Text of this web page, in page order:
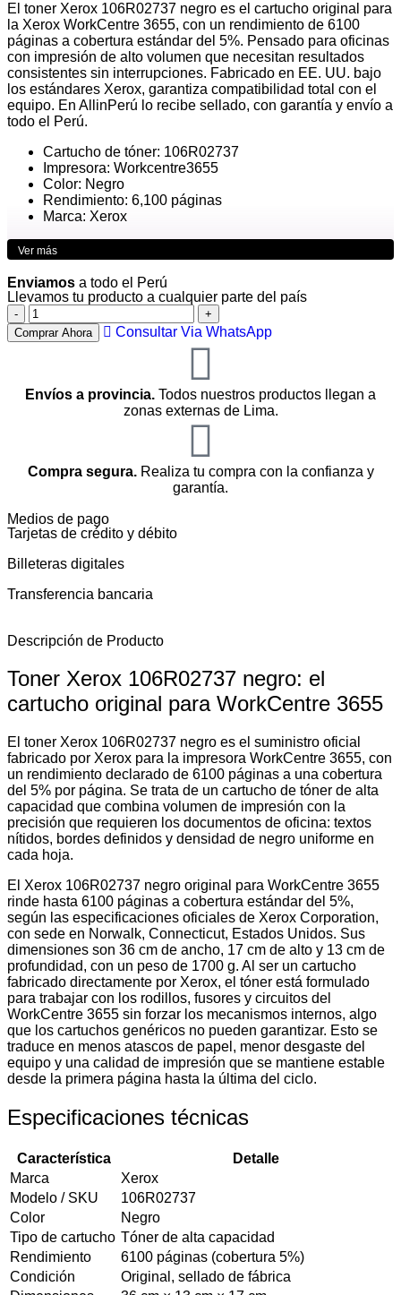
El toner Xerox 106R02737 negro es el cartucho original para
la Xerox WorkCentre 3655, con un rendimiento de 6100
páginas a cobertura estándar del 5%. Pensado para oficinas
con impresión de alto volumen que necesitan resultados
consistentes sin interrupciones. Fabricado en EE. UU. bajo
los estándares Xerox, garantiza compatibilidad total con el
equipo. En AllinPerú lo recibe sellado, con garantía y envío a
todo el Perú.
Cartucho de tóner: 106R02737
Impresora: Workcentre3655
Color: Negro
Rendimiento: 6,100 páginas
Marca: Xerox
Ver más
Enviamos a todo el Perú
Llevamos tu producto a cualquier parte del país
Comprar Ahora Consultar Via WhatsApp
Envíos a provincia. Todos nuestros productos llegan a
zonas externas de Lima.
Compra segura.Realiza tu compra con la confianza y
garantía.
Medios de pago
Tarjetas de crédito y débito
Billeteras digitales
Transferencia bancaria
Descripción de Producto
Toner Xerox 106R02737 negro: el
cartucho original para WorkCentre 3655
El toner Xerox 106R02737 negro es el suministro oficial
fabricado por Xerox para la impresora WorkCentre 3655, con
un rendimiento declarado de 6100 páginas a una cobertura
del 5% por página. Se trata de un cartucho de tóner de alta
capacidad que combina volumen de impresión con la
precisión que requieren los documentos de oficina: textos
nítidos, bordes definidos y densidad de negro uniforme en
cada hoja.
El Xerox 106R02737 negro original para WorkCentre 3655
rinde hasta 6100 páginas a cobertura estándar del 5%,
según las especificaciones oficiales de Xerox Corporation,
con sede en Norwalk, Connecticut, Estados Unidos. Sus
dimensiones son 36 cm de ancho, 17 cm de alto y 13 cm de
profundidad, con un peso de 1700 g. Al ser un cartucho
fabricado directamente por Xerox, el tóner está formulado
para trabajar con los rodillos, fusores y circuitos del
WorkCentre 3655 sin forzar los mecanismos internos, algo
que los cartuchos genéricos no pueden garantizar. Esto se
traduce en menos atascos de papel, menor desgaste del
equipo y una calidad de impresión que se mantiene estable
desde la primera página hasta la última del ciclo.
Especificaciones técnicas
Característica
Detalle
Marca
Xerox
Modelo / SKU
106R02737
Color
Negro
Tipo de cartucho Tóner de alta capacidad
Rendimiento
6100 páginas (cobertura 5%)
Condición
Original, sellado de fábrica